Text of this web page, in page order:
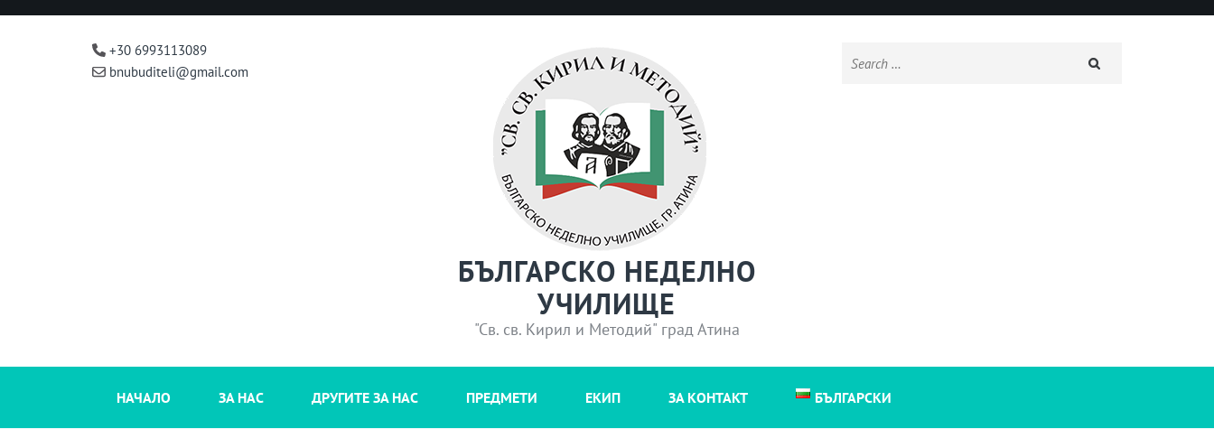
+30 6993113089
bnubuditeli@gmail.com
БЪЛГАРСКО НЕДЕЛНО
УЧИЛИЩЕ
"Св. св. Кирил и Методий" град Атина
Search
НАЧАЛО ЗА НАС ДРУГИТЕ ЗА НАС ПРЕДМЕТИ ЕКИП ЗА КОНТАКТ БЪЛГАРСКИ